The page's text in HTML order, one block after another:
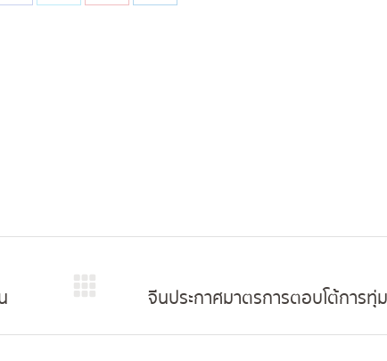
Share
Share
Share
Share
Nextจีนประกาศมาตรการตอบโต้การ